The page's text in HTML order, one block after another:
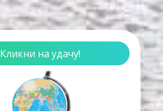
Кликни на удачу!